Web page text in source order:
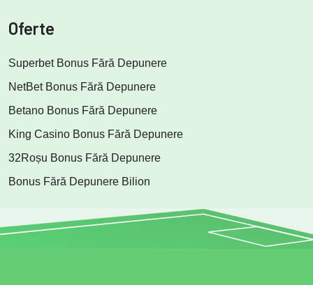
Oferte
Superbet Bonus Fără Depunere
NetBet Bonus Fără Depunere
Betano Bonus Fără Depunere
King Casino Bonus Fără Depunere
32Roșu Bonus Fără Depunere
Bonus Fără Depunere Bilion